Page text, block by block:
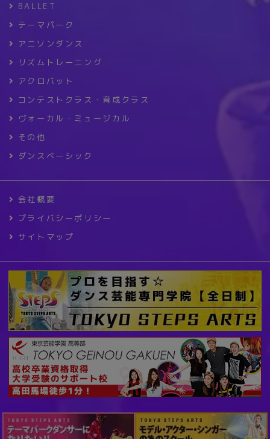
BALLET
テーマパーク
アニソンダンス
リズムトレーニング
アクロバット
コンテストクラス・育成クラス
ヴォーカル・ミュージカル
その他
ダンスベーシック
会社概要
プライバシーポリシー
サイトマップ